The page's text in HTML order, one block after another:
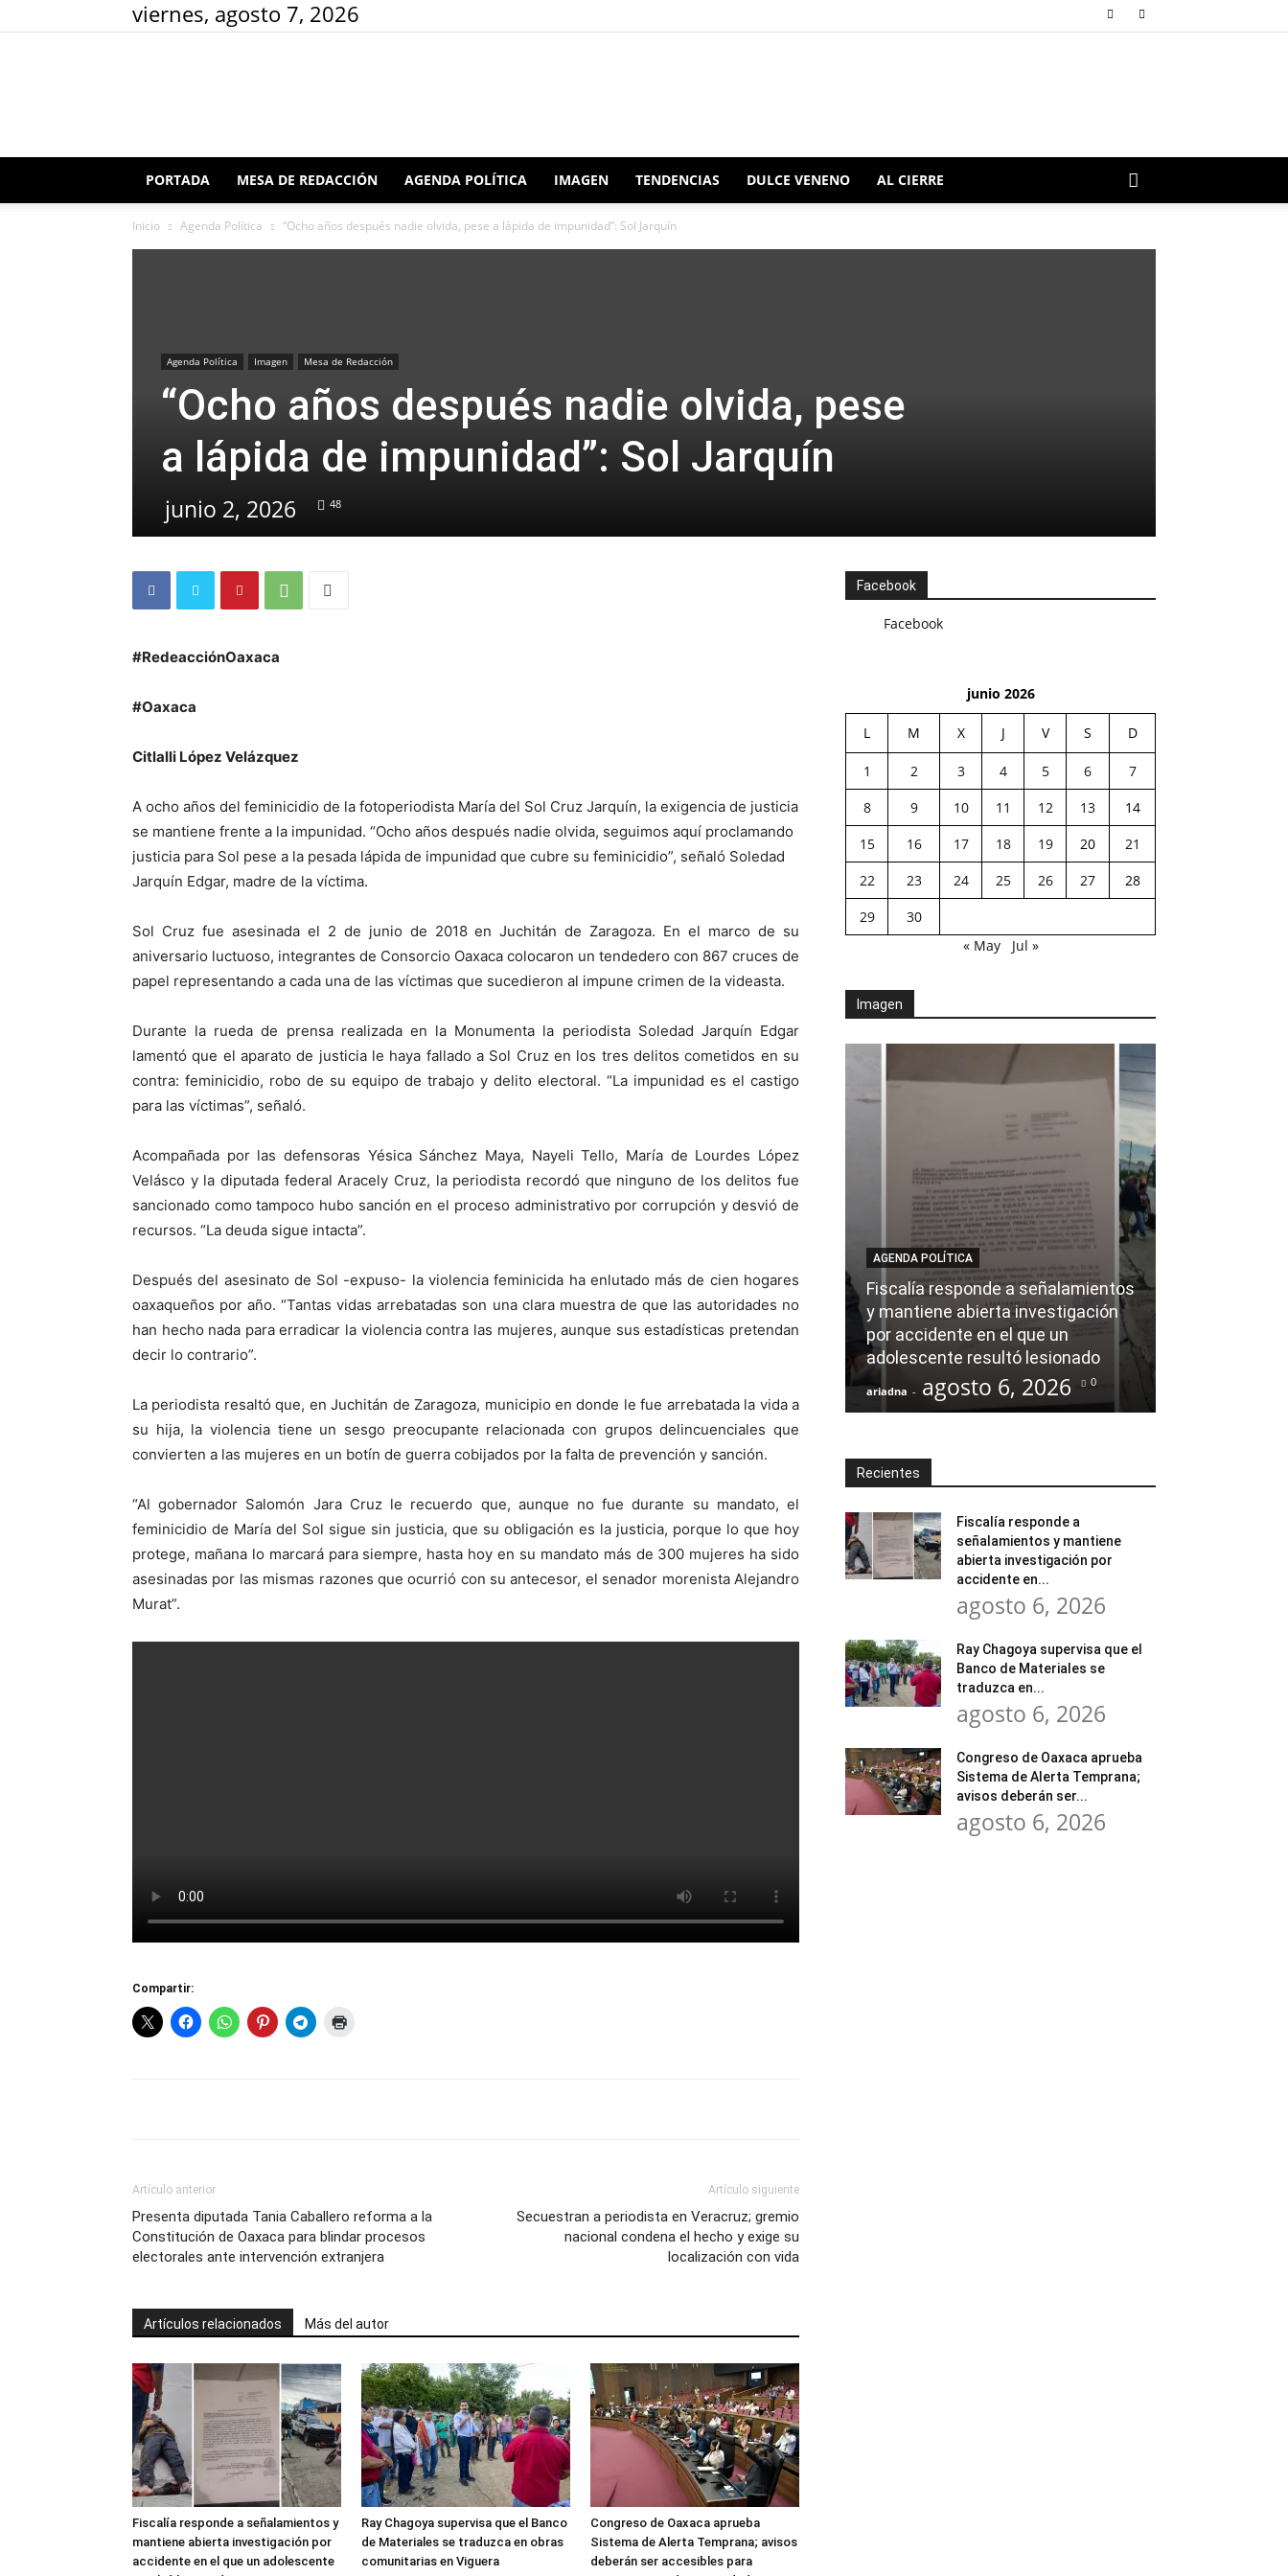
viernes, agosto 7, 2026
Redacción
PORTADA MESA DE REDACCIÓN AGENDA POLÍTICA IMAGEN TENDENCIAS DULCE VENENO AL CIERRE
Inicio Agenda Política “Ocho años después nadie olvida, pese a lápida de impunidad”: Sol Jarquín
Agenda Política Imagen Mesa de Redacción
“Ocho años después nadie olvida, pese
a lápida de impunidad”: Sol Jarquín
junio 2, 2026 48
#RedeacciónOaxaca
#Oaxaca
Citlalli López Velázquez
A ocho años del feminicidio de la fotoperiodista María del Sol Cruz Jarquín, la exigencia de justicia
se mantiene frente a la impunidad. “Ocho años después nadie olvida, seguimos aquí proclamando
justicia para Sol pese a la pesada lápida de impunidad que cubre su feminicidio”, señaló Soledad
Jarquín Edgar, madre de la víctima.
Sol Cruz fue asesinada el 2 de junio de 2018 en Juchitán de Zaragoza. En el marco de su
aniversario luctuoso, integrantes de Consorcio Oaxaca colocaron un tendedero con 867 cruces de
papel representando a cada una de las víctimas que sucedieron al impune crimen de la videasta.
Durante la rueda de prensa realizada en la Monumenta la periodista Soledad Jarquín Edgar
lamentó que el aparato de justicia le haya fallado a Sol Cruz en los tres delitos cometidos en su
contra: feminicidio, robo de su equipo de trabajo y delito electoral. “La impunidad es el castigo
para las víctimas”, señaló.
Acompañada por las defensoras Yésica Sánchez Maya, Nayeli Tello, María de Lourdes López
Velásco y la diputada federal Aracely Cruz, la periodista recordó que ninguno de los delitos fue
sancionado como tampoco hubo sanción en el proceso administrativo por corrupción y desvió de
recursos. “La deuda sigue intacta”.
Después del asesinato de Sol -expuso- la violencia feminicida ha enlutado más de cien hogares
oaxaqueños por año. “Tantas vidas arrebatadas son una clara muestra de que las autoridades no
han hecho nada para erradicar la violencia contra las mujeres, aunque sus estadísticas pretendan
decir lo contrario”.
La periodista resaltó que, en Juchitán de Zaragoza, municipio en donde le fue arrebatada la vida a
su hija, la violencia tiene un sesgo preocupante relacionada con grupos delincuenciales que
convierten a las mujeres en un botín de guerra cobijados por la falta de prevención y sanción.
“Al gobernador Salomón Jara Cruz le recuerdo que, aunque no fue durante su mandato, el
feminicidio de María del Sol sigue sin justicia, que su obligación es la justicia, porque lo que hoy
protege, mañana lo marcará para siempre, hasta hoy en su mandato más de 300 mujeres ha sido
asesinadas por las mismas razones que ocurrió con su antecesor, el senador morenista Alejandro
Murat”.
Compartir:
Artículo anterior
Presenta diputada Tania Caballero reforma a la
Constitución de Oaxaca para blindar procesos
electorales ante intervención extranjera
Artículo siguiente
Secuestran a periodista en Veracruz; gremio
nacional condena el hecho y exige su
localización con vida
Artículos relacionados Más del autor
Fiscalía responde a señalamientos y
mantiene abierta investigación por
accidente en el que un adolescente
Ray Chagoya supervisa que el Banco
de Materiales se traduzca en obras
comunitarias en Viguera
Congreso de Oaxaca aprueba
Sistema de Alerta Temprana; avisos
deberán ser accesibles para
Facebook
Facebook
junio 2026
L M X J V S D
1 2 3 4 5 6
7
8
9 10 11 12 13
14
15
16 17 18 19 20
21
22
23 24 25 26 27
28
29
30
« May
Jul »
Imagen
AGENDA POLÍTICA
Fiscalía responde a señalamientos
y mantiene abierta investigación
por accidente en el que un
adolescente resultó lesionado
ariadna - agosto 6, 2026 0
Recientes
Fiscalía responde a
señalamientos y mantiene
abierta investigación por
accidente en...
agosto 6, 2026
Ray Chagoya supervisa que el
Banco de Materiales se
traduzca en...
agosto 6, 2026
Congreso de Oaxaca aprueba
Sistema de Alerta Temprana;
avisos deberán ser...
agosto 6, 2026